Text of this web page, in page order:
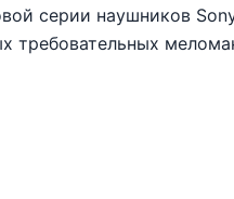
серии наушников
требовательных